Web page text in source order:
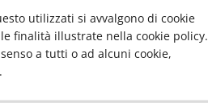
Klarna
utilizzati si avvalgono di cookie
finalità illustrate nella cookie policy.
a tutti o ad alcuni cookie,
.